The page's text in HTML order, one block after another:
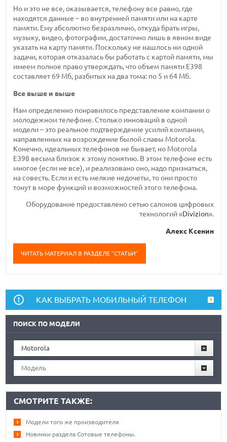
Но и это не все, оказывается, телефону все равно, где
находятся данные – во внутренней памяти или на карте
памяти. Ему абсолютно безразлично, откуда брать игры,
музыку, видео, фотографии, достаточно лишь в явном виде
указать на карту памяти. Поскольку не нашлось ни одной
задачи, которая отказалась бы работать с картой памяти, мы
имеем полное право утверждать, что объем памяти E398
составляет 69 Мб, разбитых на два тома: по 5 и 64 Мб.
Все выше и выше
Нам определенно понравилось представление компании о
молодежном телефоне. Столько инноваций в одной
модели – это реальное подтверждение усилий компании,
направленных на возрождение былой славы Motorola.
Конечно, идеальных телефонов не бывает, но Motorola
E398 весьма близок к этому понятию. В этом телефоне есть
многое (если не все), и реализовано оно, надо признаться,
на совесть. Если и есть мелкие недочеты, то они просто
тонут в море функций и возможностей этого телефона.
Оборудование предоставлено сетью салонов цифровых
технологий «Divizion».
Алекс Ксенин
ЧИТАТЬ МАТЕРИАЛ В РАЗДЕЛЕ "СТАТЬИ"
КАК ВЫБРАТЬ МОБИЛЬНЫЙ ТЕЛЕФОН
ПОИСК ПО МОДЕЛИ
Motorola
Модель
СМОТРИТЕ ТАКЖЕ:
Модели того же производителя
Новинки раздела Сотовые телефоны.